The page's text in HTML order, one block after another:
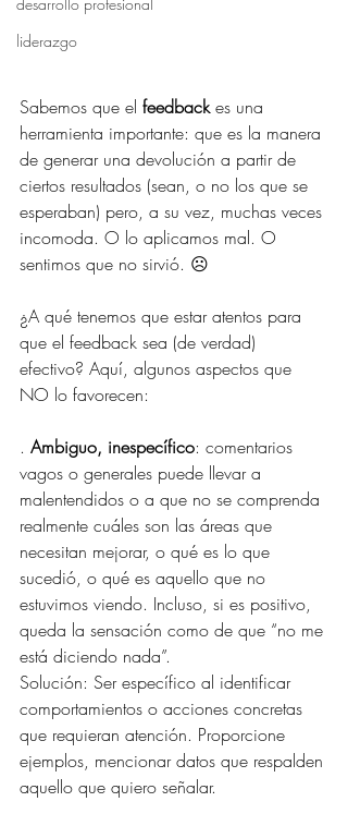
liderazgo
Sabemos que el feedback es una
herramienta importante: que es la manera
de generar una devolución a partir de
ciertos resultados (sean, o no los que se
esperaban) pero, a su vez, muchas veces
incomoda. O lo aplicamos mal. O
sentimos que no sirvió. ☹
¿A qué tenemos que estar atentos para
que el feedback sea (de verdad)
efectivo? Aquí, algunos aspectos que
NO lo favorecen:
. Ambiguo, inespecífico: comentarios
vagos o generales puede llevar a
malentendidos o a que no se comprenda
realmente cuáles son las áreas que
necesitan mejorar, o qué es lo que
sucedió, o qué es aquello que no
estuvimos viendo. Incluso, si es positivo,
queda la sensación como de que “no me
está diciendo nada”.
Solución: Ser específico al identificar
comportamientos o acciones concretas
que requieran atención. Proporcione
ejemplos, mencionar datos que respalden
aquello que quiero señalar.